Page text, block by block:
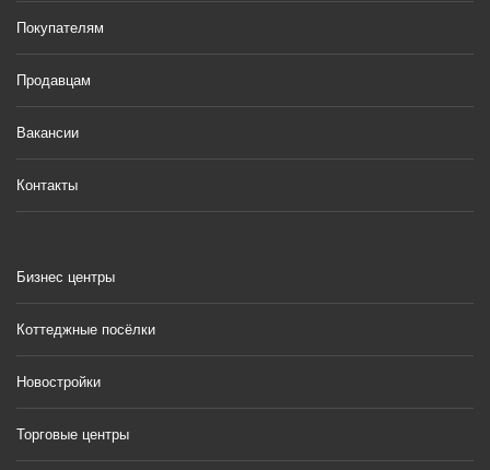
Покупателям
Продавцам
Вакансии
Контакты
Бизнес центры
Коттеджные посёлки
Новостройки
Торговые центры